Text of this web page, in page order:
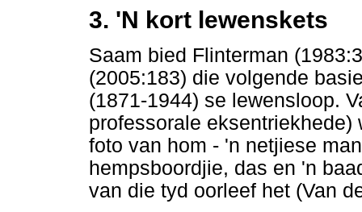
3. 'N kort lewenskets
Saam bied Flinterman
(2005:183) die volgende
(1871-1944) se lewensloop.
professorale
foto van hom - 'n netjiese
hempsboordjie, das en 'n
van die tyd oorleef het (Van